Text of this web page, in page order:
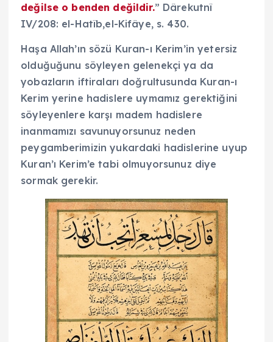
değilse o benden değildir.” Dârekutnî
IV/208: el-Hatîb,el-Kifâye, s. 430.
Haşa Allah’ın sözü Kuran-ı Kerim’in yetersiz
olduğuğunu söyleyen gelenekçi ya da
yobazların iftiraları doğrultusunda Kuran-ı
Kerim yerine hadislere uymamız gerektiğini
söyleyenlere karşı madem hadislere
inanmamızı savunuyorsunuz neden
peygamberimizin yukardaki hadislerine uyup
Kuran’ı Kerim’e tabi olmuyorsunuz diye
sormak gerekir.